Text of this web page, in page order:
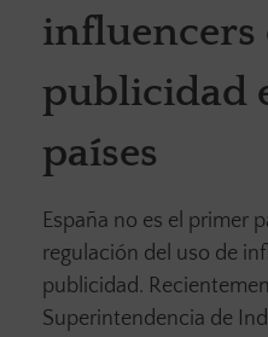
influencers
publicidad
países
España no es el primer
regulación del uso de
publicidad.
Superintendencia de